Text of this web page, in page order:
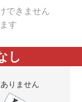
できません
す
し
りません